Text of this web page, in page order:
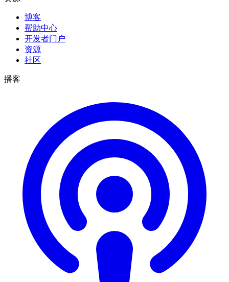
博客
帮助中心
开发者门户
资源
社区
播客